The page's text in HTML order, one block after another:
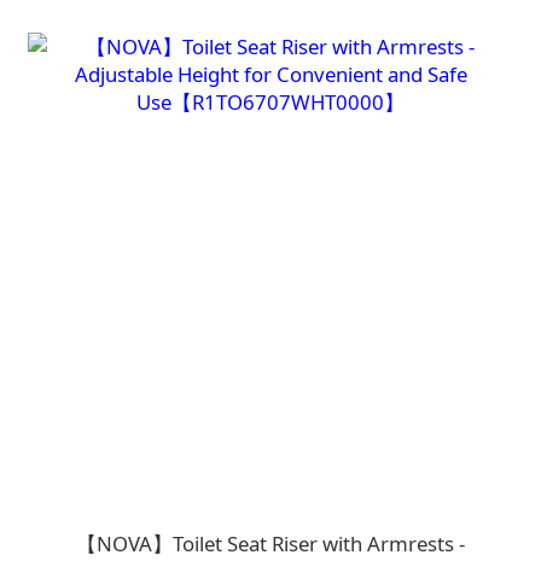
【NOVA】Toilet Seat Riser with Armrests -